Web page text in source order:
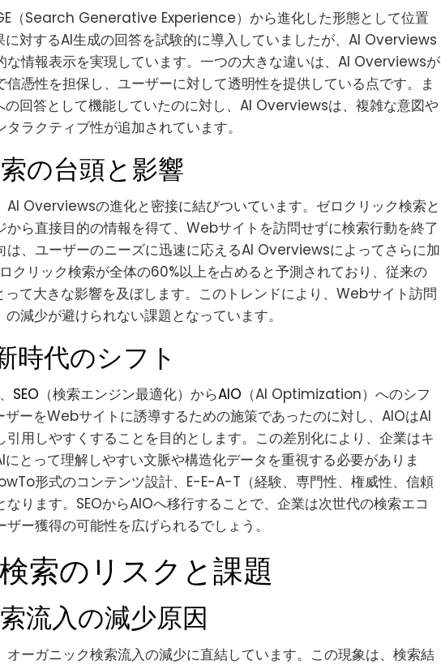
（Search Generative Experience）から進化した形態として位置
に対するAI生成の回答を試験的に導入していましたが、AI Overviews
な情報表示を実現しています。一つの大きな違いは、AI Overviewsが
憑性を担保し、ユーザーに対して透明性を提供している点です。ま
の回答として機能していたのに対し、AI Overviewsは、複雑な意図や
ラクティブ性が追加されています。
の台頭と影響
Overviewsの進化と密接に結びついています。ゼロクリック検索と
から直接目的の情報を得て、Webサイトを訪問せずに検索行動を終了
は、ユーザーのニーズに迅速に応えるAI Overviewsによってさらに加
クリック検索が全体の60%以上を占めると予測されており、従来の
って大きな影響を及ぼします。このトレンドにより、Webサイト訪問
減少が避けられない課題となっています。
時代のシフト
SEO （検索エンジン最適化）からAIO （AI Optimization）へのシフ
ザーをWebサイトに誘導するための施策であったのに対し、AIOはAI
用しやすくすることを目的とします。この差別化により、企業はキ
とって理解しやすい文脈や構造化データを重視する必要がありま
形式のコンテンツ設計、E-E-A-T（経験、専門性、権威性、信頼
ります。SEOからAIOへ移行することで、企業は次世代の検索エコ
ー獲得の可能性を広げられるでしょう。
索のリスクと課題
流入の減少原因
ーガニック検索流入の減少に直結しています。この現象は、検索結